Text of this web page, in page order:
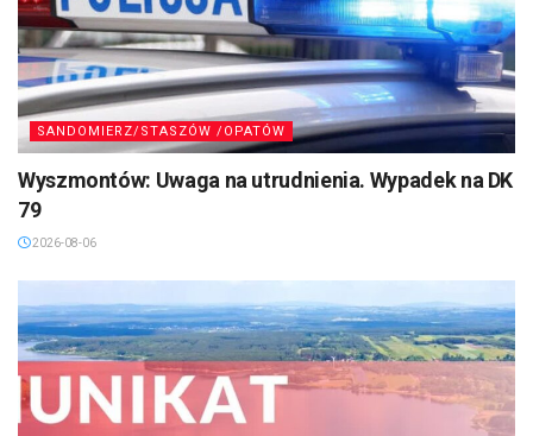
SANDOMIERZ/STASZÓW /OPATÓW
Wyszmontów: Uwaga na utrudnienia. Wypadek na DK
79
2026-08-06